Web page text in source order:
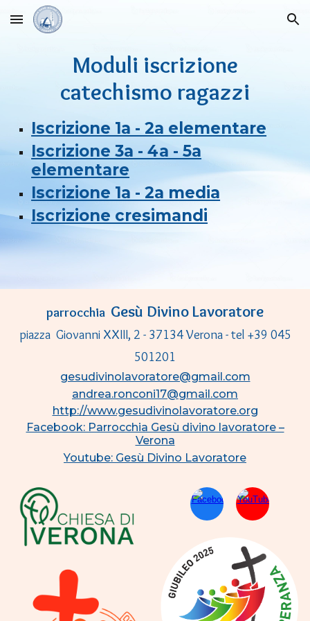
Skip to main content Skip to navigation
Moduli iscrizione
catechismo ragazzi
Iscrizione 1a - 2a elementare
Iscrizione 3a - 4a - 5a
elementare
Iscrizione 1a - 2a media
Iscrizione cresimandi
parrocchia Gesù Divino Lavoratore
piazza Giovanni XXIII, 2 - 37134 Verona - tel +39 045
501201
gesudivinolavoratore@gmail.com
andrea.ronconi17@gmail.com
http://www.gesudivinolavoratore.org
Facebook: Parrocchia Gesù divino lavoratore –
Verona
Youtube: Gesù Divino Lavoratore